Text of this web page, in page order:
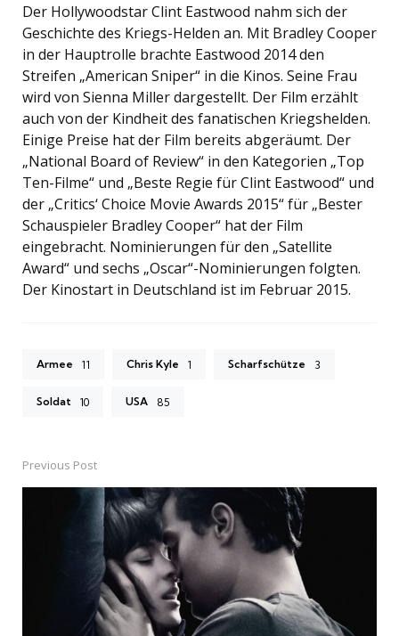
Der Hollywoodstar Clint Eastwood nahm sich der
Geschichte des Kriegs-Helden an. Mit Bradley Cooper
in der Hauptrolle brachte Eastwood 2014 den
Streifen „American Sniper“ in die Kinos. Seine Frau
wird von Sienna Miller dargestellt. Der Film erzählt
auch von der Kindheit des fanatischen Kriegshelden.
Einige Preise hat der Film bereits abgeräumt. Der
„National Board of Review“ in den Kategorien „Top
Ten-Filme“ und „Beste Regie für Clint Eastwood“ und
der „Critics‘ Choice Movie Awards 2015“ für „Bester
Schauspieler Bradley Cooper“ hat der Film
eingebracht. Nominierungen für den „Satellite
Award“ und sechs „Oscar“-Nominierungen folgten.
Der Kinostart in Deutschland ist im Februar 2015.
Armee 11 Chris Kyle 1 Scharfschütze 3
Soldat 10 USA 85
Post
navigation
Previous Post